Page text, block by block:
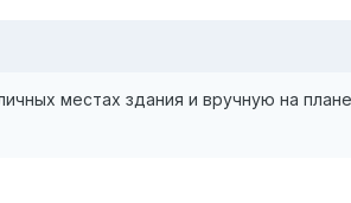
местах здания и вручную на